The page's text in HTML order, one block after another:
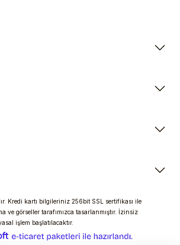
Kredi kartı bilgileriniz 256bit SSL sertifikası ile
ve görseller tarafımızca tasarlanmıştır. İzinsiz
işlem başlatılacaktır.
ideasoft
e-